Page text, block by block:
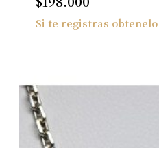
Si te registras obtenelo